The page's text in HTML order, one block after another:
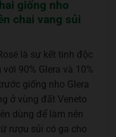
giống nho
chai vang sủi
là sự kết tinh độc
90% Glera và 10%
giống nho Glera
ở vùng đất Veneto
dùng để làm nên
rượu sủi có ga cho